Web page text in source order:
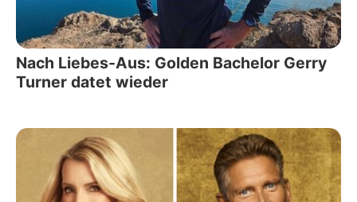
Nach Liebes-Aus: Golden Bachelor Gerry
Turner datet wieder